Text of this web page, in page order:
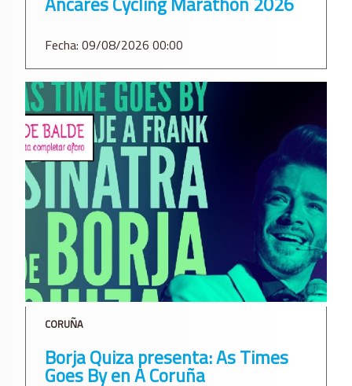
Fecha: 09/08/2026 00:00
CORUÑA
Borja Quiza presenta: As Times
Goes By en A Coruña